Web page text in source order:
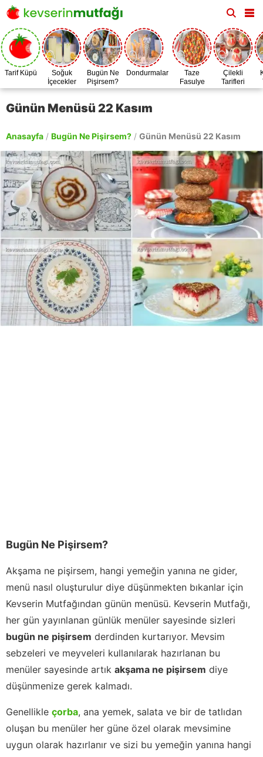
Tarif Küpü
Soğuk
İçecekler
Bugün Ne
Pişirsem?
Dondurmalar
Taze
Fasulye
Zamanı
Çilekli
Tarifleri
Günün Menüsü 22 Kasım
Anasayfa / Bugün Ne Pişirsem? / Günün Menüsü 22 Kasım
Bugün Ne Pişirsem?
Akşama ne pişirsem, hangi yemeğin yanına ne gider,
menü nasıl oluşturulur diye düşünmekten bıkanlar için
Kevserin Mutfağından günün menüsü. Kevserin Mutfağı,
her gün yayınlanan günlük menüler sayesinde sizleri
bugün ne pişirsem derdinden kurtarıyor. Mevsim
sebzeleri ve meyveleri kullanılarak hazırlanan bu
menüler sayesinde artık akşama ne pişirsem diye
düşünmenize gerek kalmadı.
Genellikle çorba, ana yemek, salata ve bir de tatlıdan
oluşan bu menüler her güne özel olarak mevsimine
uygun olarak hazırlanır ve sizi bu yemeğin yanına hangi